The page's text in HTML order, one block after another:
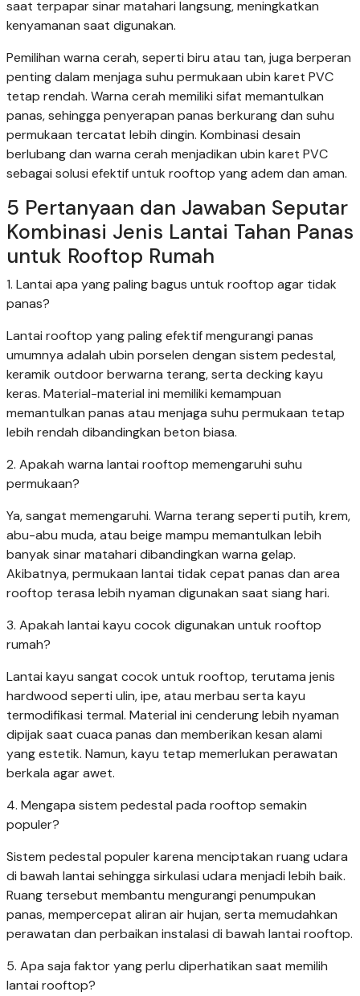
saat terpapar sinar matahari langsung, meningkatkan
kenyamanan saat digunakan.
Pemilihan warna cerah, seperti biru atau tan, juga berperan
penting dalam menjaga suhu permukaan ubin karet PVC
tetap rendah. Warna cerah memiliki sifat memantulkan
panas, sehingga penyerapan panas berkurang dan suhu
permukaan tercatat lebih dingin. Kombinasi desain
berlubang dan warna cerah menjadikan ubin karet PVC
sebagai solusi efektif untuk rooftop yang adem dan aman.
5 Pertanyaan dan Jawaban Seputar
Kombinasi Jenis Lantai Tahan Panas
untuk Rooftop Rumah
1. Lantai apa yang paling bagus untuk rooftop agar tidak
panas?
Lantai rooftop yang paling efektif mengurangi panas
umumnya adalah ubin porselen dengan sistem pedestal,
keramik outdoor berwarna terang, serta decking kayu
keras. Material-material ini memiliki kemampuan
memantulkan panas atau menjaga suhu permukaan tetap
lebih rendah dibandingkan beton biasa.
2. Apakah warna lantai rooftop memengaruhi suhu
permukaan?
Ya, sangat memengaruhi. Warna terang seperti putih, krem,
abu-abu muda, atau beige mampu memantulkan lebih
banyak sinar matahari dibandingkan warna gelap.
Akibatnya, permukaan lantai tidak cepat panas dan area
rooftop terasa lebih nyaman digunakan saat siang hari.
3. Apakah lantai kayu cocok digunakan untuk rooftop
rumah?
Lantai kayu sangat cocok untuk rooftop, terutama jenis
hardwood seperti ulin, ipe, atau merbau serta kayu
termodifikasi termal. Material ini cenderung lebih nyaman
dipijak saat cuaca panas dan memberikan kesan alami
yang estetik. Namun, kayu tetap memerlukan perawatan
berkala agar awet.
4. Mengapa sistem pedestal pada rooftop semakin
populer?
Sistem pedestal populer karena menciptakan ruang udara
di bawah lantai sehingga sirkulasi udara menjadi lebih baik.
Ruang tersebut membantu mengurangi penumpukan
panas, mempercepat aliran air hujan, serta memudahkan
perawatan dan perbaikan instalasi di bawah lantai rooftop.
5. Apa saja faktor yang perlu diperhatikan saat memilih
lantai rooftop?